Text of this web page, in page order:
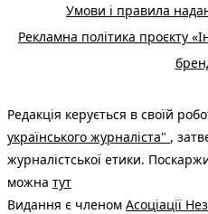
Умови і правила
Рекламна політика проєкту
Редакція керується в своїй
українського журналіста" ,
журналістської етики.
можна тут
Видання є членом Асоціації